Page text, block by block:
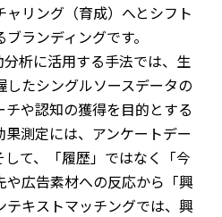
リング（育成）へとシフト
ランディングです。
析に活用する手法では、生
たシングルソースデータの
や認知の獲得を目的とする
測定には、アンケートデー
て、「履歴」ではなく「今
や広告素材への反応から「興
テキストマッチングでは、興